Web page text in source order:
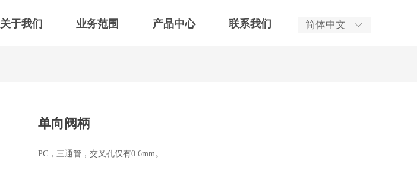
关于我们 业务范围 产品中心 联系我们 ꀅ
简体中文
单向阀柄
PC，三通管，交叉孔仅有0.6mm。